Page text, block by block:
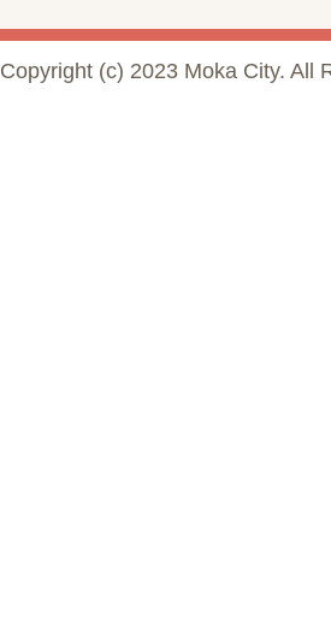
Copyright (c) 2023 Moka City. All